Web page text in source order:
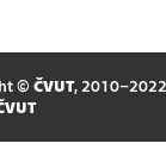
© ČVUT, 2010–2022